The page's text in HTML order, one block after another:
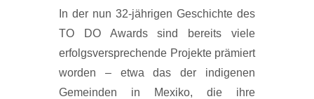
In der nun 32-jährigen Geschichte des
TO DO Awards sind bereits viele
erfolgsversprechende Projekte prämiert
worden – etwa das der indigenen
Gemeinden in Mexiko, die ihre